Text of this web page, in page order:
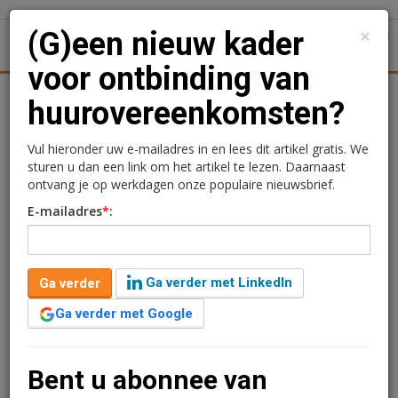
Logistiek Juridisch | Fiscaal Transacties
(G)een nieuw kader voor
ontbinding van
huurovereenkomsten?
Redactie
3 oktober 2018 om 10:47
8 jaar geleden aangepast
4 minuten leestijd
Een (huur)contract mag worden ontbonden als men de
artikel van Elout Korevaar van Weebers Vastgoed
×
(G)een nieuw kader
voor ontbinding van
huurovereenkomsten?
Vul hieronder uw e-mailadres in en lees dit artikel gratis. We
sturen u dan een link om het artikel te lezen. Daarnaast
ontvang je op werkdagen onze populaire nieuwsbrief.
E-mailadres*:
Ga verder
Ga verder met LinkedIn
Ga verder met Google
Bent u abonnee van